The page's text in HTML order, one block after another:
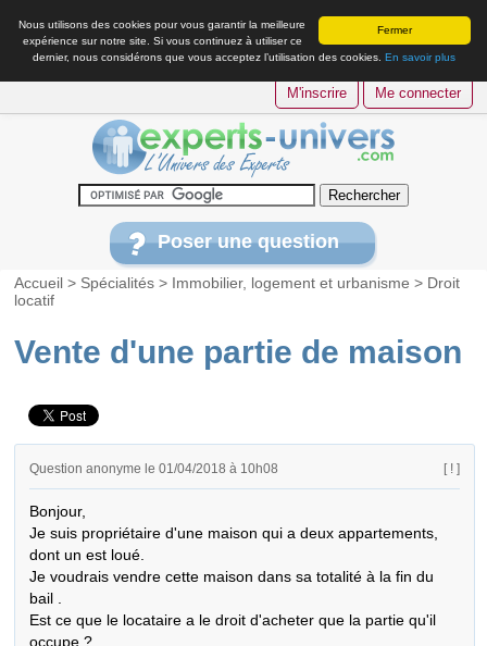
Fermer
Nous utilisons des cookies pour vous garantir la meilleure
expérience sur notre site. Si vous continuez à utiliser ce
dernier, nous considérons que vous acceptez l’utilisation des cookies. En savoir plus
M'inscrire Me connecter
Poser une question
Accueil > Spécialités > Immobilier, logement et urbanisme > Droit
locatif
Vente d'une partie de maison
Question anonyme le 01/04/2018 à 10h08 [ ! ]
Bonjour,
Je suis propriétaire d'une maison qui a deux appartements,
dont un est loué.
Je voudrais vendre cette maison dans sa totalité à la fin du
bail .
Est ce que le locataire a le droit d'acheter que la partie qu'il
occupe ?